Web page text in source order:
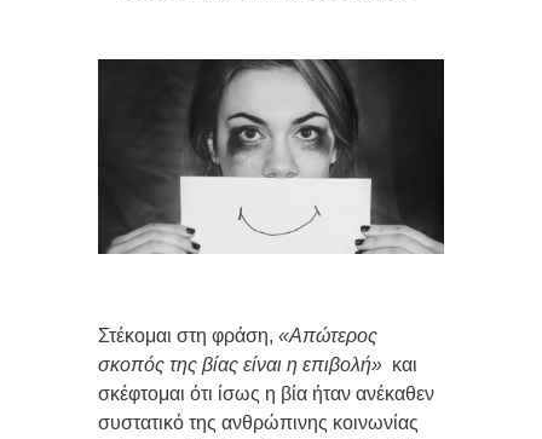
Στέκομαι στη φράση, «Απώτερος
σκοπός της βίας είναι η επιβολή» και
σκέφτομαι ότι ίσως η βία ήταν ανέκαθεν
συστατικό της ανθρώπινης κοινωνίας